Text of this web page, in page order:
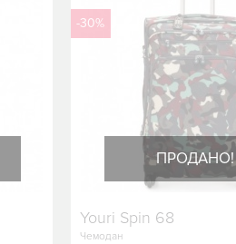
ПРОДАНО!
-30%
Youri Spin 68
Чемодан